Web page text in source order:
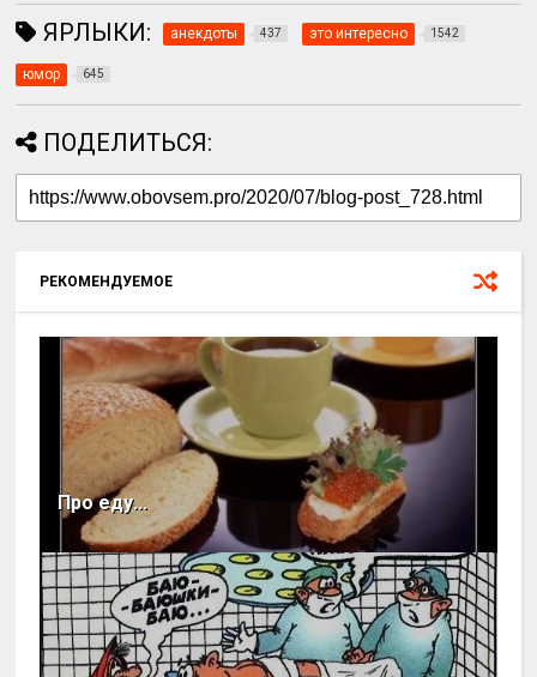
ЯРЛЫКИ: анекдоты 437 это интересно 1542
юмор 645
ПОДЕЛИТЬСЯ:
РЕКОМЕНДУЕМОЕ
Про еду...